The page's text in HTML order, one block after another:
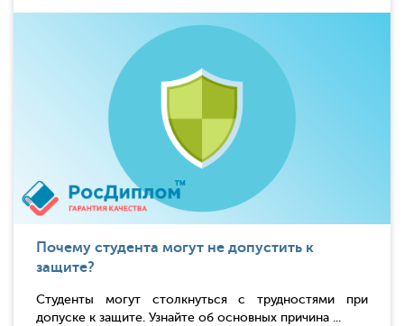
Почему студента могут не допустить к
защите?
Студенты могут столкнуться с трудностями при
допуске к защите. Узнайте об основных причина ...